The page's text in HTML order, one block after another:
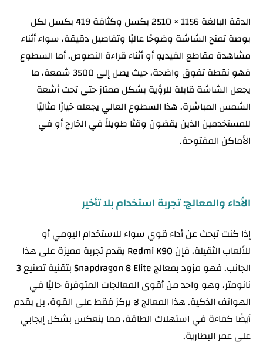
الدقة البالغة 1156 × 2510 بكسل وكثافة 419 بكسل لكل
بوصة تمنح الشاشة وضوحًا عاليًا وتفاصيل دقيقة، سواء أثناء
مشاهدة مقاطع الفيديو أو أثناء قراءة النصوص. أما السطوع
فهو نقطة تفوق واضحة، حيث يصل إلى 3500 شمعة، ما
يجعل الشاشة قابلة للرؤية بشكل ممتاز حتى تحت أشعة
الشمس المباشرة. هذا السطوع العالي يجعله خيارًا مثاليًا
للمستخدمين الذين يقضون وقتًا طويلاً في الخارج أو في
الأماكن المفتوحة.
الأداء والمعالج: تجربة استخدام بلا تأخير
إذا كنت تبحث عن أداء قوي سواء للاستخدام اليومي أو
للألعاب الثقيلة، فإن Redmi K90 يقدم تجربة مميزة على هذا
الجانب. فهو مزود بمعالج Snapdragon 8 Elite بتقنية تصنيع 3
نانومتر، وهو واحد من أقوى المعالجات المتوفرة حاليًا في
الهواتف الذكية. هذا المعالج لا يركز فقط على القوة، بل يقدم
أيضًا كفاءة في استهلاك الطاقة، مما ينعكس بشكل إيجابي
على عمر البطارية.